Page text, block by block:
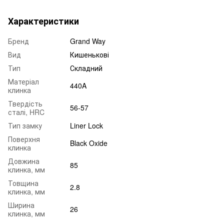
Характеристики
Бренд
Grand Way
Вид
Кишенькові
Тип
Складний
Матеріал
клинка
440A
Твердість
сталі, HRC
56-57
Тип замку
Liner Lock
Поверхня
клинка
Black Oxide
Довжина
клинка, мм
85
Товщина
клинка, мм
2.8
Ширина
клинка, мм
26